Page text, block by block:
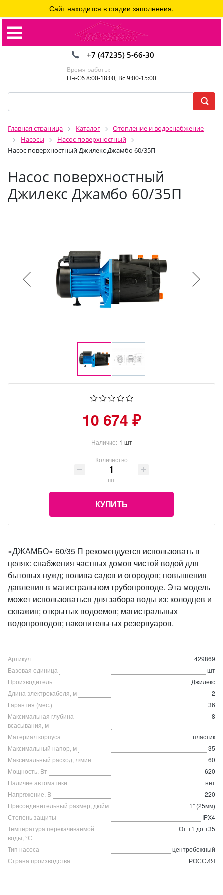
+7 (47235) 5-66-30
Время работы:
Пн-Сб 8:00-18:00, Вс 9:00-15:00
Главная страница Каталог
Отопление и водоснабжение
Насосы
Насос поверхностный
Насос поверхностный Джилекс Джамбо 60/35П
Насос поверхностный
Джилекс Джамбо 60/35П
Сайт находится в стадии заполнения.
10 674 ₽
Наличие: 1 шт
Количество
шт
КУПИТЬ
«ДЖАМБО» 60/35 П рекомендуется использовать в
целях: снабжения частных домов чистой водой для
бытовых нужд; полива садов и огородов; повышения
давления в магистральном трубопроводе. Эта модель
может использоваться для забора воды из: колодцев и
скважин; открытых водоемов; магистральных
водопроводов; накопительных резервуаров.
Артикул
429869
Базовая единица
шт
Производитель
Джилекс
Длина электрокабеля, м
2
Гарантия (мес.)
36
Максимальная глубина
всасывания, м
8
Материал корпуса
пластик
Максимальный напор, м
35
Максимальный расход, л/мин
60
Мощность, Вт
620
Наличие автоматики
нет
Напряжение, В
220
Присоединительный размер, дюйм
1" (25мм)
Степень защиты
IPX4
Температура перекачиваемой
воды, °С
От +1 до +35
Тип насоса
центробежный
Страна производства
РОССИЯ